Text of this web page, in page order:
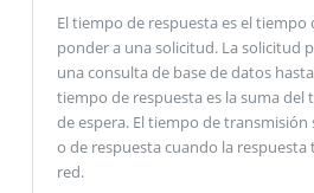
El tiempo de respuesta es el
ponder a una solicitud. La solicitud
una consulta de base de datos
tiempo de respuesta es la suma
de espera. El tiempo de
o de respuesta cuando la
red.